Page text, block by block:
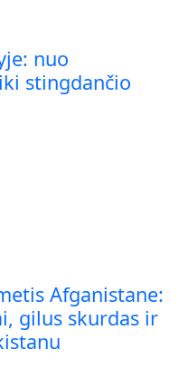
nuo
stingdančio
Afganistane:
gilus skurdas ir